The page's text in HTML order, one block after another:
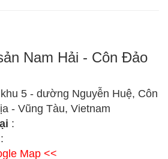
Nam Hải - Côn Đảo
5 - dường Nguyễn Huệ, Côn
- Vũng Tàu, Vietnam
:
:
Map <<